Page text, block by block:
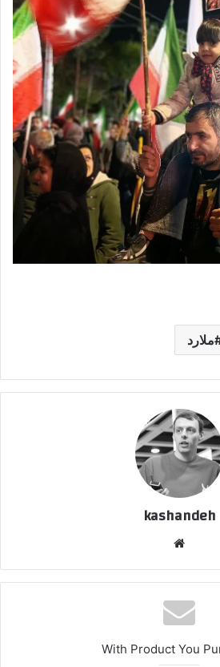
ملارد
kashandeh
With Product You